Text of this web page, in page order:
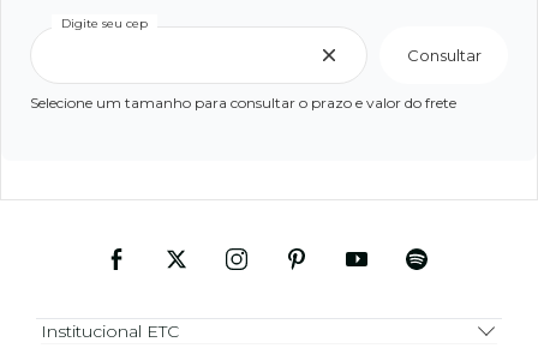
Digite seu cep
Consultar
Selecione um tamanho para consultar o prazo e valor do frete
Institucional ETC